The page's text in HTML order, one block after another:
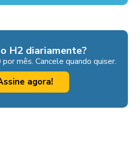
H2 diariamente?
mês. Cancele quando quiser.
agora!